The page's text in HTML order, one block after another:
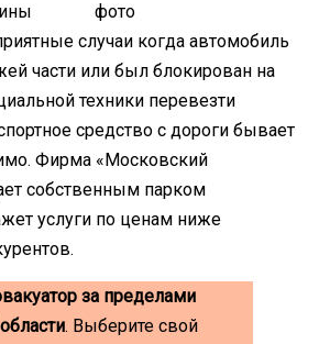
случаи когда автомобиль
части или был блокирован на
техники перевезти
средство с дороги бывает
Фирма «Московский
собственным парком
услуги по ценам ниже
за пределами
. Выберите свой